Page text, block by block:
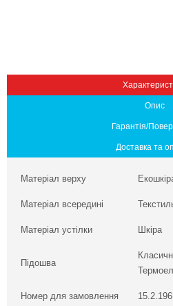
Опис
Гарантія/
Доставка та
Матеріал верху
Матеріал всередині
Матеріал устілки Шкіра
Підошва
Номер для замовлення 15.2.196